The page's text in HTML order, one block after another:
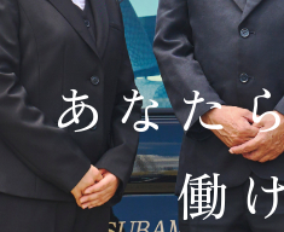
あなた
働